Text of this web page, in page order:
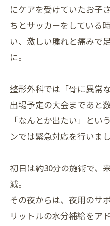
にケアを受けていたお子
ちとサッカーをしている
い、激しい腫れと痛みで
に。
整形外科では「骨に異常
出場予定の大会まであと
「なんとか出たい」とい
ンでは緊急対応を行いまし
初日は約30分の施術で、
減。
その夜からは、夜用のサ
リットルの水分補給をアド